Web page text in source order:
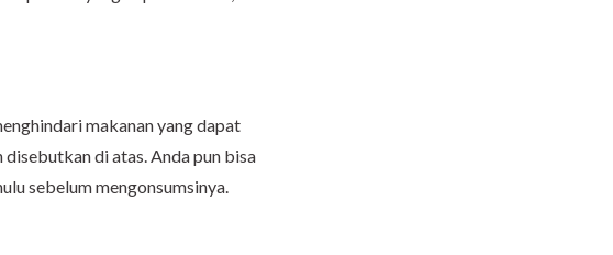
makanan yang dapat
di atas. Anda pun bisa
sebelum mengonsumsinya.